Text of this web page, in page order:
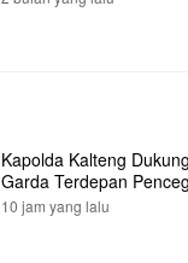
Kapolda Kalteng
Garda Terdepan
10 jam yang lalu